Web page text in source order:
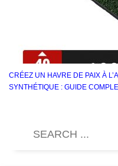
CRÉEZ UN HAVRE DE PAIX À
SYNTHÉTIQUE : GUIDE